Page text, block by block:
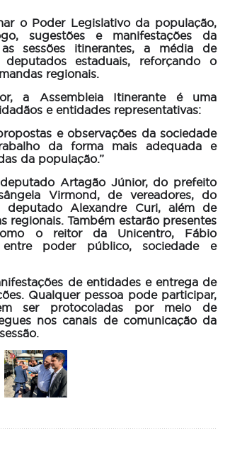
o Poder Legislativo da população,
sugestões e manifestações da
sessões itinerantes, a média de
estaduais, reforçando o
regionais.
a Assembleia Itinerante é uma
e entidades representativas:
e observações da sociedade
da forma mais adequada e
da população.”
Artagão Júnior, do prefeito
Virmond, de vereadores, do
deputado Alexandre Curi, além de
regionais. Também estarão presentes
o reitor da Unicentro, Fábio
poder público, sociedade e
de entidades e entrega de
Qualquer pessoa pode participar,
ser protocoladas por meio de
nos canais de comunicação da